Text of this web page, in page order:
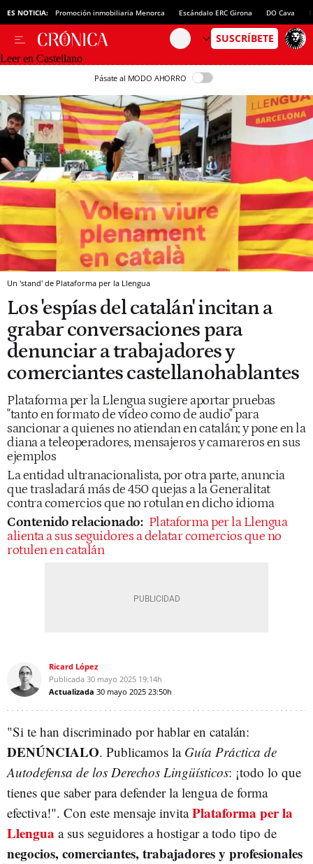
ES NOTICIA: Promoción inmobiliaria Menorca Escándalo ERC Girona DO Cava
Leer en Castellano
Pásate al MODO AHORRO
Un 'stand' de Plataforma per la Llengua
Los 'espías del catalán' incitan a
grabar conversaciones para
denunciar a trabajadores y
comerciantes castellanohablantes
Plataforma per la Llengua sugiere aportar pruebas
"tanto en formato de vídeo como de audio" para
sancionar a quienes no atiendan en catalán; y pone en la
diana a teleoperadores, mensajeros y camareros en sus
ejemplos
La entidad ultranacionalista, por otra parte, anuncia
que trasladará más de 450 quejas a la Generalitat
contra comercios que no rotulan en dicho idioma
Contenido relacionado: Plataforma per la Llengua
alienta a sus seguidores a delatar comercios que no
rotulen en catalán
Ricard López
Publicada 30 mayo 2025 19:14h
Actualizada 30 mayo 2025 23:50h
"Si te han discriminado por hablar en catalán:
DENÚNCIALO. Publicamos la Guía Práctica de
Autodefensa de los Derechos Lingüísticos: ¡todo lo que
tienes que saber para defender la lengua de forma
efectiva!". Con este mensaje invitaPlataforma per la
Llengua a sus seguidores a hostigar a todo tipo de
negocios, comerciantes, trabajadores y profesionales